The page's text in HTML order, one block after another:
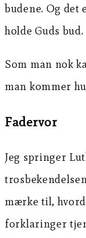
budene. Og det
holde Guds bud.
Som man nok
man kommer
Fadervor
Jeg springer
mærke til,
forklaringer